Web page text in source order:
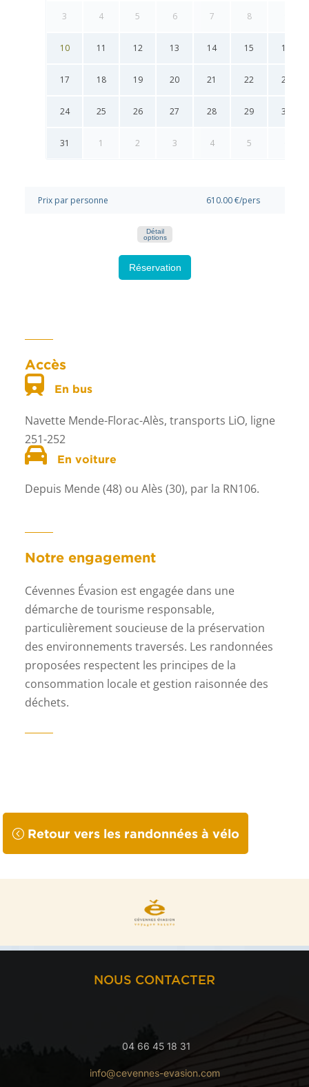
Accès
En bus
Navette Mende-Florac-Alès, transports LiO, ligne
251-252
En voiture
Depuis Mende (48) ou Alès (30), par la RN106.
Notre engagement
Cévennes Évasion est engagée dans une
démarche de tourisme responsable,
particulièrement soucieuse de la préservation
des environnements traversés. Les randonnées
proposées respectent les principes de la
consommation locale et gestion raisonnée des
déchets.
Retour vers les randonnées à vélo
NOUS CONTACTER
04 66 45 18 31
info@cevennes-evasion.com